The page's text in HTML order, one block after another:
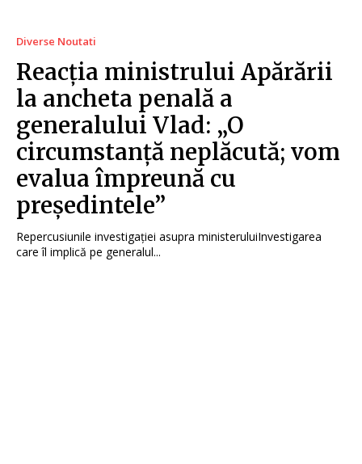
Diverse Noutati
Reacția ministrului Apărării
la ancheta penală a
generalului Vlad: „O
circumstanță neplăcută; vom
evalua împreună cu
președintele”
Repercusiunile investigației asupra ministeruluiInvestigarea
care îl implică pe generalul...